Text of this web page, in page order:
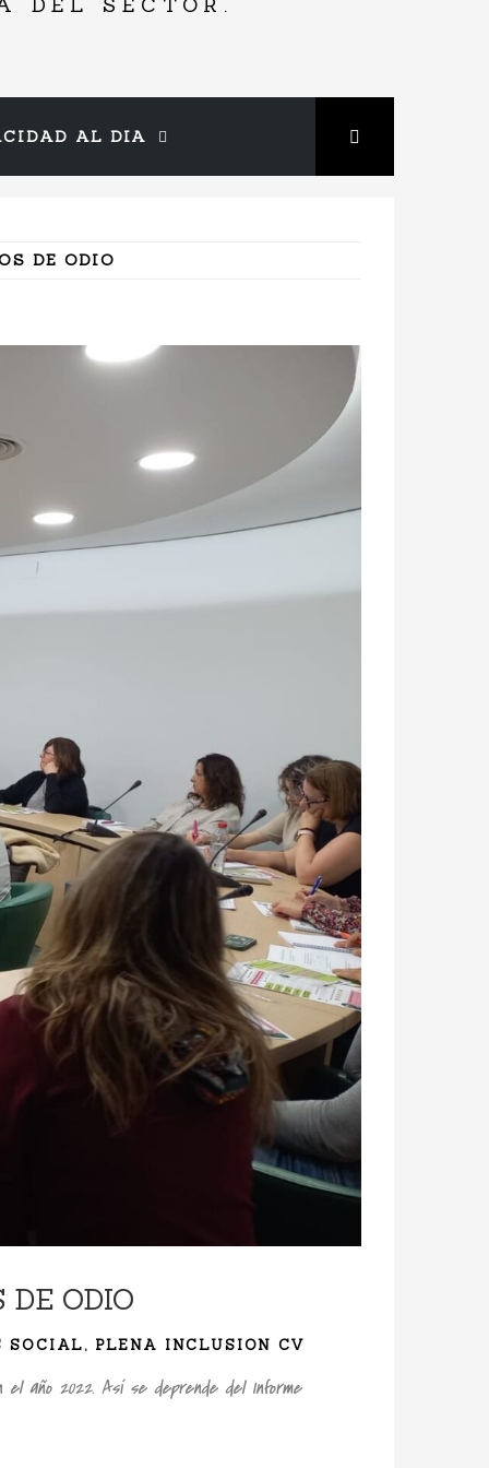
AL DIA
DE ODIO
ODIO
SOCIAL, PLENA INCLUSION CV
el año 2022. Así se deprende del Informe